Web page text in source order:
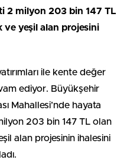
2 milyon 203 bin 147 TL
ve yeşil alan projesini
ile kente değer
ediyor. Büyükşehir
Mahallesi’nde hayata
203 bin 147 TL olan
alan projesinin ihalesini